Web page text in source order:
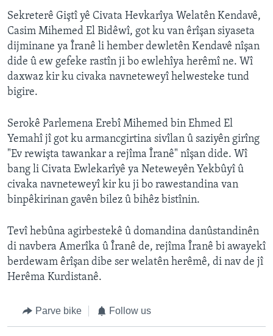
Sekreterê Giştî yê Civata Hevkarîya Welatên Kendavê,
Casim Mihemed El Bidêwî, got ku van êrîşan siyaseta
dijminane ya Îranê li hember dewletên Kendavê nîşan
dide û ew gefeke rastîn ji bo ewlehîya herêmî ne. Wî
daxwaz kir ku civaka navneteweyî helwesteke tund
bigire.
Serokê Parlemena Erebî Mihemed bin Ehmed El
Yemahî jî got ku armancgirtina sivîlan û saziyên girîng
"Ev rewişta tawankar a rejîma Îranê" nîşan dide. Wî
bang li Civata Ewlekarîyê ya Neteweyên Yekbûyî û
civaka navneteweyî kir ku ji bo rawestandina van
binpêkirinan gavên bilez û bihêz bistînin.
Tevî hebûna agirbestekê û domandina danûstandinên
di navbera Amerîka û Îranê de, rejîma Îranê bi awayekî
berdewam êrîşan dibe ser welatên herêmê, di nav de jî
Herêma Kurdistanê.
Parve bike Follow us